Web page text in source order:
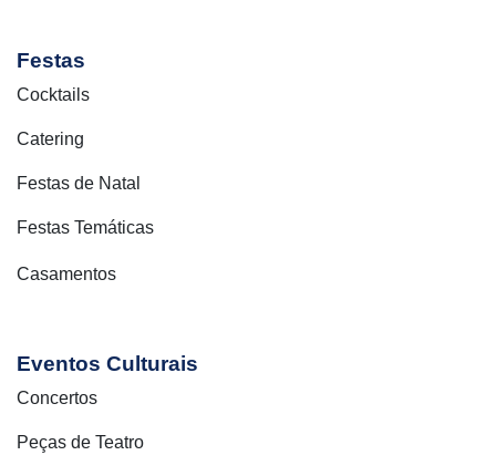
Festas
Cocktails
Catering
Festas de Natal
Festas Temáticas
Casamentos
Eventos Culturais
Concertos
Peças de Teatro